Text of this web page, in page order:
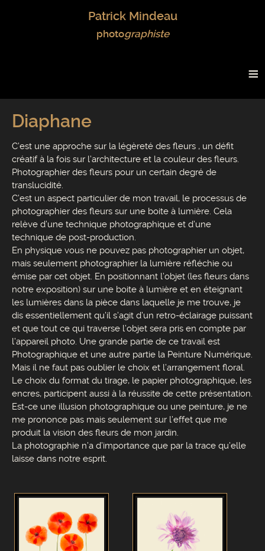
Patrick Mindeau
photographiste
≡
Diaphane
C’est une approche sur la légèreté des fleurs , un défit
créatif à la fois sur l’architecture et la couleur des fleurs.
Photographier des fleurs pour un certain degré de
translucidité.
C’est un aspect particulier de mon travail, le processus de
photographier des fleurs sur une boite à lumière. Cela
relève d’une technique photographique et d’une
technique de post-production.
En physique vous ne pouvez pas photographier un objet,
mais seulement photographier la lumière réfléchie ou
émise par cet objet. En positionnant l’objet (les fleurs dans
notre exposition) sur une boite à lumière et en éteignant
les lumières dans la pièce dans laquelle je me trouve, je
dis essentiellement qu’il s’agit d’un retro-éclairage puissant
et que tout ce qui traverse l’objet sera pris en compte par
l’appareil photo. Une grande partie de ce travail est
Photographique et une autre partie la Peinture Numérique.
Mais il ne faut pas oublier le choix et l’arrangement floral.
Le choix du format du tirage, le papier photographique, les
encres, participent aussi à la réussite de cette présentation.
Est-ce une illusion photographique ou une peinture, je ne
me prononce pas mais seulement sur l’effet que me
produit la vision des fleurs de mon jardin.
La photographie n’a d’importance que par la trace qu’elle
laisse dans notre esprit.